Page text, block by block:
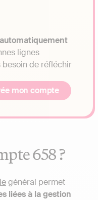
automatiquement
lignes
besoin de réfléchir
mon compte
658 ?
général permet
liées à la gestion